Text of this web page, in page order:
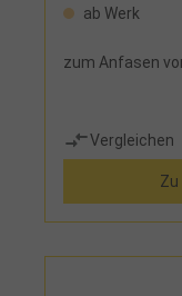
ab Werk
zum Anfasen
Vergleichen